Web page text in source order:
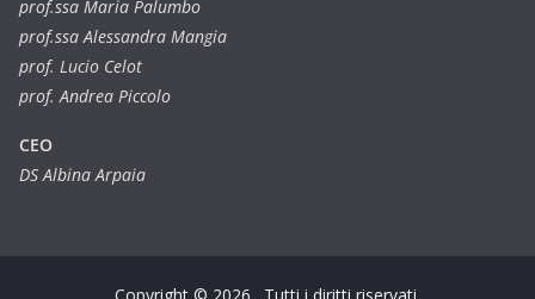
prof.ssa Maria Palumbo
prof.ssa Alessandra Mangia
prof. Lucio Celot
prof. Andrea Piccolo
CEO
DS Albina Arpaia